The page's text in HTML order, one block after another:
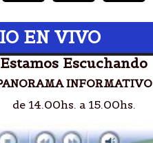
EN VIVO
Estamos Escuchando
INFORMATIVO
de 14.00hs. a 15.00hs.